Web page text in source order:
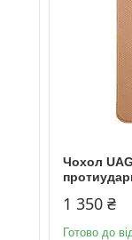
Чохол
1 350 ₴
Готово до